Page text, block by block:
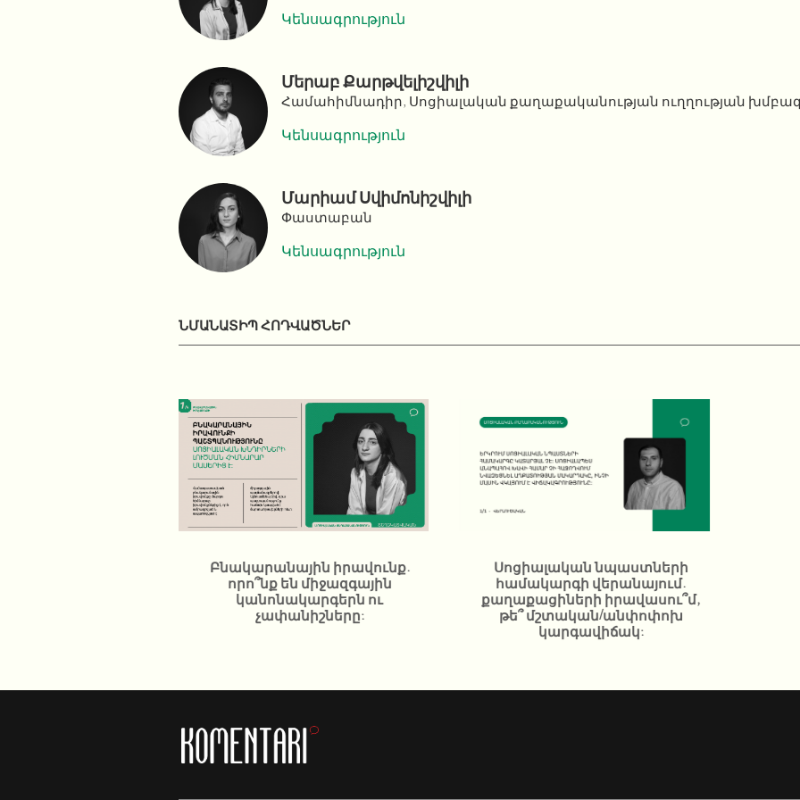
Կենսագրություն
Մերաբ Քարթվելիշվիլի
Համահիմնադիր, Սոցիալական քաղաքականության ուղղության
Կենսագրություն
Մարիամ Սվիմոնիշվիլի
Փաստաբան
Կենսագրություն
ՆՄԱՆԱՏԻՊ ՀՈԴՎԱԾՆԵՐ
Բնակարանային իրավունք.
որո՞նք են միջազգային
կանոնակարգերն ու
չափանիշները:
Սոցիալական նպաստների
համակարգի վերանայում.
քաղաքացիների իրավասու՞մ,
թե՞ մշտական/անփոփոխ
կարգավիճակ: